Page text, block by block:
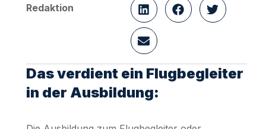
Redaktion
Das verdient ein Flugbegleiter
in der Ausbildung: